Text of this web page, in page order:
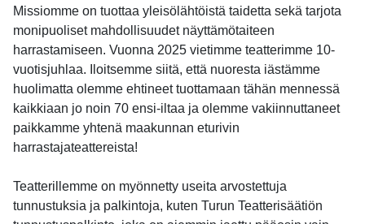
Missiomme on tuottaa yleisölähtöistä taidetta sekä tarjota
monipuoliset mahdollisuudet näyttämötaiteen
harrastamiseen. Vuonna 2025 vietimme teatterimme 10-
vuotisjuhlaa. Iloitsemme siitä, että nuoresta iästämme
huolimatta olemme ehtineet tuottamaan tähän mennessä
kaikkiaan jo noin 70 ensi-iltaa ja olemme vakiinnuttaneet
paikkamme yhtenä maakunnan eturivin
harrastajateattereista!
Teatterillemme on myönnetty useita arvostettuja
tunnustuksia ja palkintoja, kuten Turun Teatterisäätiön